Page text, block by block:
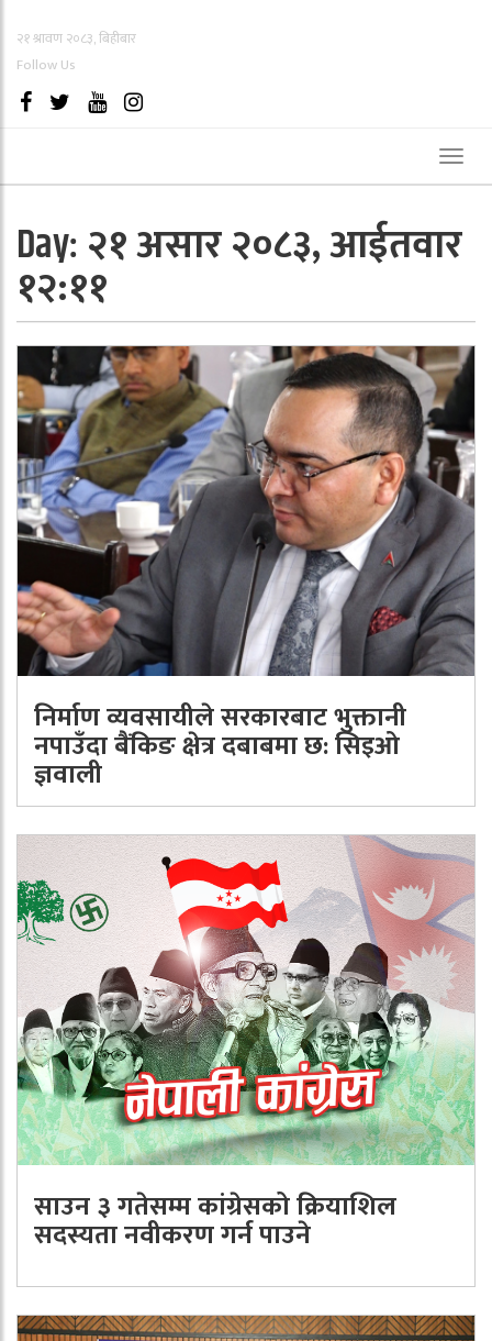
२१ श्रावण २०८३, बिहीबार
Follow Us
Day: २१ असार २०८३, आईतवार
१२:११
निर्माण व्यवसायीले सरकारबाट भुक्तानी
नपाउँदा बैंकिङ क्षेत्र दबाबमा छ: सिइओ
ज्ञवाली
साउन ३ गतेसम्म कांग्रेसको क्रियाशिल
सदस्यता नवीकरण गर्न पाउने